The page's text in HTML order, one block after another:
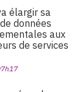
élargir sa
données
aux
de services